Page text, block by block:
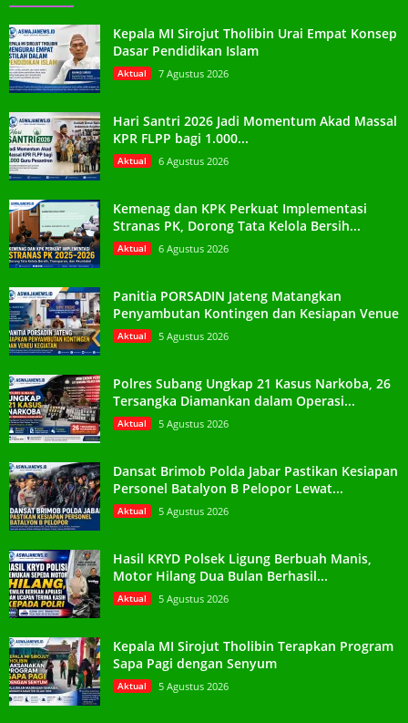
Kepala MI Sirojut Tholibin Urai Empat Konsep
Dasar Pendidikan Islam
Aktual 7 Agustus 2026
Hari Santri 2026 Jadi Momentum Akad Massal
KPR FLPP bagi 1.000...
Aktual 6 Agustus 2026
Kemenag dan KPK Perkuat Implementasi
Stranas PK, Dorong Tata Kelola Bersih...
Aktual 6 Agustus 2026
Panitia PORSADIN Jateng Matangkan
Penyambutan Kontingen dan Kesiapan Venue
Aktual 5 Agustus 2026
Polres Subang Ungkap 21 Kasus Narkoba, 26
Tersangka Diamankan dalam Operasi...
Aktual 5 Agustus 2026
Dansat Brimob Polda Jabar Pastikan Kesiapan
Personel Batalyon B Pelopor Lewat...
Aktual 5 Agustus 2026
Hasil KRYD Polsek Ligung Berbuah Manis,
Motor Hilang Dua Bulan Berhasil...
Aktual 5 Agustus 2026
Kepala MI Sirojut Tholibin Terapkan Program
Sapa Pagi dengan Senyum
Aktual 5 Agustus 2026